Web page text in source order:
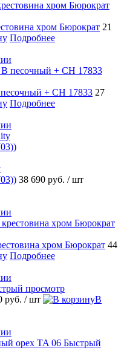
хром Бюрократ 21
Подробнее
+ CH 17833 27
Подробнее
38 690 руб. / шт
хром Бюрократ 44
Подробнее
просмотр
руб. / шт
В
Быстрый